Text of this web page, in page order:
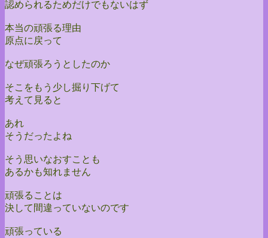
認められるためだけでもないはず
本当の頑張る理由
原点に戻って
なぜ頑張ろうとしたのか
そこをもう少し掘り下げて
考えて見ると
あれ
そうだったよね
そう思いなおすことも
あるかも知れません
頑張ることは
決して間違っていないのです
頑張っている